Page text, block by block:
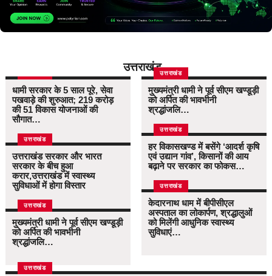
उत्तराखंड
धामी सरकार के 5 साल पूरे, सेवा
पखवाड़े की शुरुआत; 219 करोड़
की 51 विकास योजनाओं की
सौगात…
उत्तराखंड
उत्तराखंड सरकार और भारत
सरकार के बीच हुआ
करार,उत्तराखंड में स्वास्थ्य
सुविधाओं में होगा विस्तार
उत्तराखंड
मुख्यमंत्री धामी ने पूर्व सीएम खण्डूड़ी
को अर्पित की भावभीनी
श्रद्धांजलि…
उत्तराखंड
मुख्यमंत्री धामी ने पूर्व सीएम खण्डूड़ी
को अर्पित की भावभीनी
श्रद्धांजलि…
उत्तराखंड
हर विकासखण्ड में बसेंगे ‘आदर्श कृषि
एवं उद्यान गांव’, किसानों की आय
बढ़ाने पर सरकार का फोकस…
उत्तराखंड
केदारनाथ धाम में बीपीसीएल
अस्पताल का लोकार्पण, श्रद्धालुओं
को मिलेंगी आधुनिक स्वास्थ्य
सुविधाएं…
उत्तराखंड